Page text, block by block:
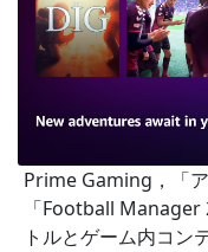
Prime Gaming，「
「Football Manager
トルとゲーム内コン